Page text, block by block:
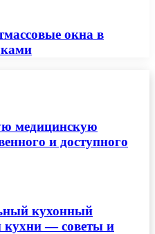
окна в
медицинскую
и доступного
кухонный
кухни — советы и